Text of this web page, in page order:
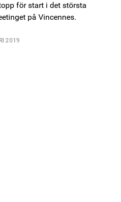
för start i det största
på Vincennes.
2019